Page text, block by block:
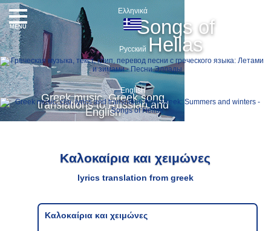
Songs of
Hellas
Greek music, Greek song
translations to Russian and
English
Ελληνικά
Русский
English
MENU
Καλοκαίρια και χειμώνες
lyrics translation from greek
Καλοκαίρια και χειμώνες